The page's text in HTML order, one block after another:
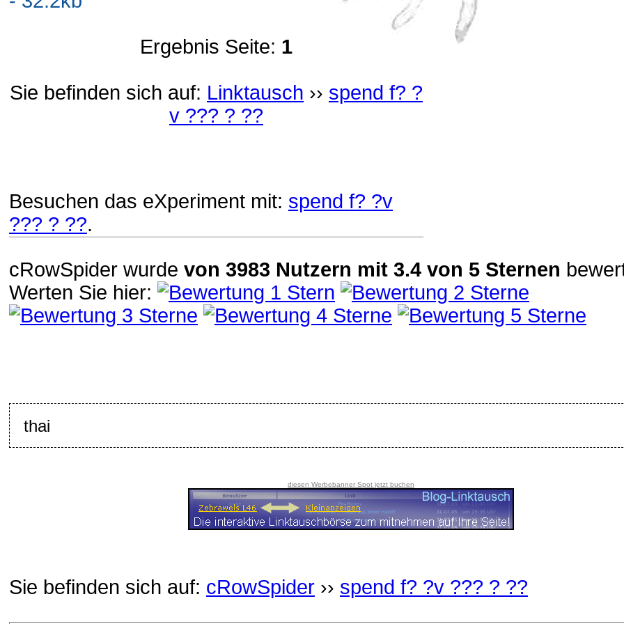
Ergebnis Seite: 1
Sie befinden sich auf: Linktausch ›› spend f? ?
v ??? ? ??
Besuchen das eXperiment mit: spend f? ?v
??? ? ??.
cRowSpider wurde von 3983 Nutzern mit 3.4 von 5 Sternen
Werten Sie hier:
thai
diesen Werbebanner Spot jetzt buchen
Sie befinden sich auf: cRowSpider ›› spend f? ?v ??? ? ??